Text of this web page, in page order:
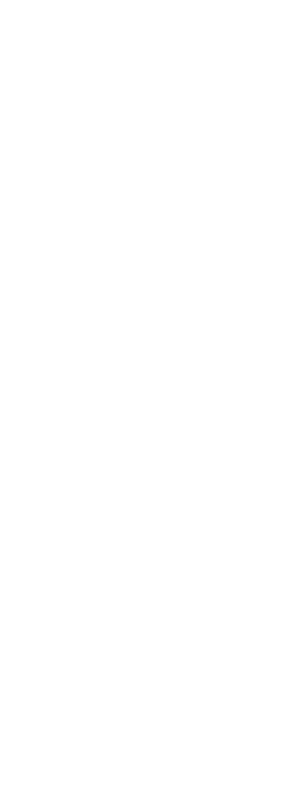
erzählen sie über all das, was sie auf
ob Early Morning Dive oder
ihr seid mit an Bord!
im